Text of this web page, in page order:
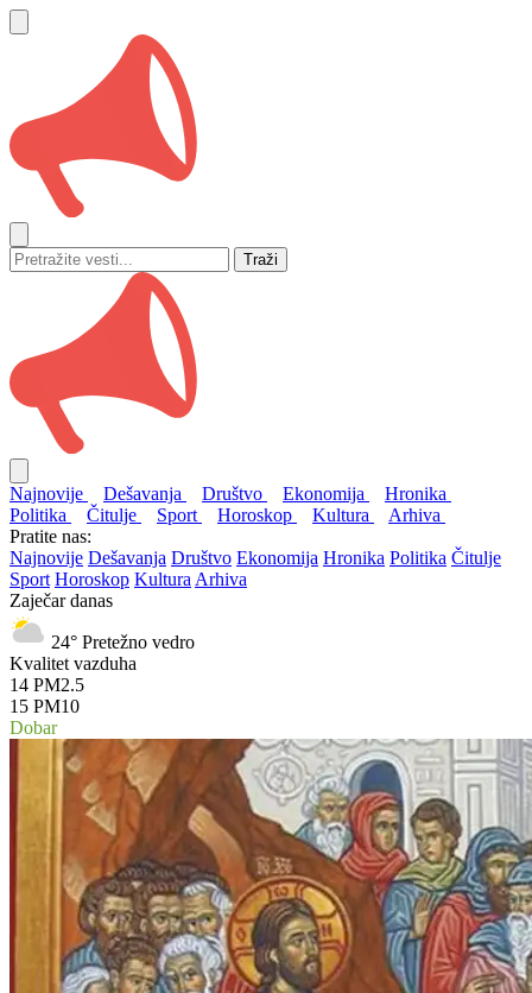
Traži
Najnovije Dešavanja Društvo Ekonomija
Hronika
Politika
Čitulje Sport Horoskop Kultura
Arhiva
Pratite nas:
Najnovije Dešavanja Društvo Ekonomija Hronika Politika Čitulje
Sport Horoskop Kultura Arhiva
Zaječar danas
24° Pretežno vedro
Kvalitet vazduha
14 PM2.5
15 PM10
Dobar